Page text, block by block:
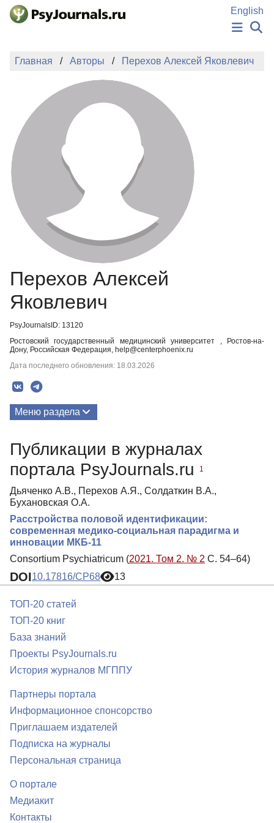
Перейти к основному содержанию
English
НОВОСТИ
АВТОРЫ
ПОДАТЬ РУКОПИСЬ
БАЗА ЗНАНИЙ
КЛЮЧЕВЫЕ СЛОВА
Регистрация
Главная Авторы Перехов Алексей Яковлевич
Перехов Алексей
Яковлевич
PsyJournalsID: 13120
Ростовский государственный медицинский университет , Ростов-на-
Дону, Российская Федерация, help@centerphoenix.ru
Дата последнего обновления: 18.03.2026
Меню раздела
Публикации в журналах
портала PsyJournals.ru
1
Дьяченко А.В., Перехов А.Я., Солдаткин В.А.,
Бухановская О.А.
Расстройства половой идентификации:
современная медико-социальная парадигма и
инновации МКБ-11
Consortium Psychiatricum (2021. Том 2. № 2 С. 54–64)
DOI10.17816/CP68 13
ТОП-20 статей
ТОП-20 книг
База знаний
Проекты PsyJournals.ru
История журналов МГППУ
Партнеры портала
Информационное спонсорство
Приглашаем издателей
Подписка на журналы
Персональная страница
О портале
Медиакит
Контакты